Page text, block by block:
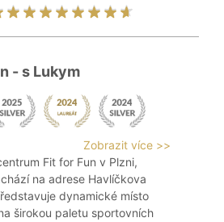
- s Lukym
Zobrazit více >>
Fit for Fun v Plzni,
na adrese Havlíčkova
dynamické místo
širokou paletu sportovních